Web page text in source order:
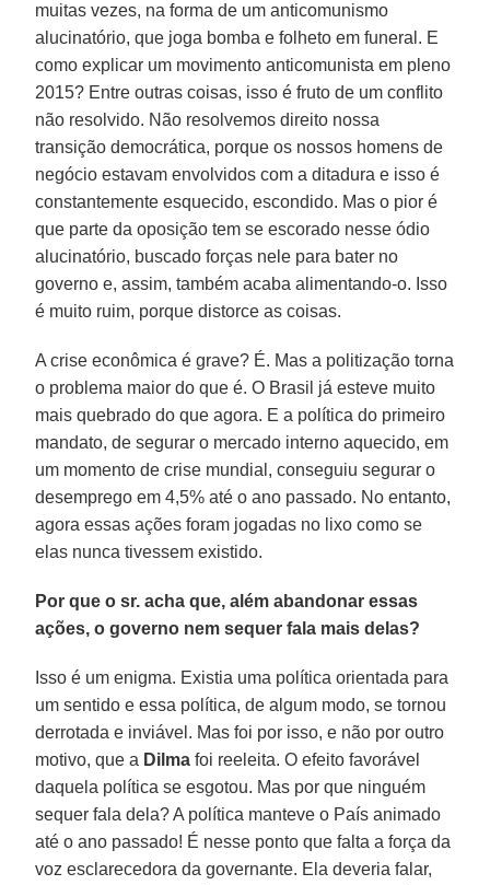
muitas vezes, na forma de um anticomunismo
alucinatório, que joga bomba e folheto em funeral. E
como explicar um movimento anticomunista em pleno
2015? Entre outras coisas, isso é fruto de um conflito
não resolvido. Não resolvemos direito nossa
transição democrática, porque os nossos homens de
negócio estavam envolvidos com a ditadura e isso é
constantemente esquecido, escondido. Mas o pior é
que parte da oposição tem se escorado nesse ódio
alucinatório, buscado forças nele para bater no
governo e, assim, também acaba alimentando-o. Isso
é muito ruim, porque distorce as coisas.
A crise econômica é grave? É. Mas a politização torna
o problema maior do que é. O Brasil já esteve muito
mais quebrado do que agora. E a política do primeiro
mandato, de segurar o mercado interno aquecido, em
um momento de crise mundial, conseguiu segurar o
desemprego em 4,5% até o ano passado. No entanto,
agora essas ações foram jogadas no lixo como se
elas nunca tivessem existido.
Por que o sr. acha que, além abandonar essas
ações, o governo nem sequer fala mais delas?
Isso é um enigma. Existia uma política orientada para
um sentido e essa política, de algum modo, se tornou
derrotada e inviável. Mas foi por isso, e não por outro
motivo, que a Dilma foi reeleita. O efeito favorável
daquela política se esgotou. Mas por que ninguém
sequer fala dela? A política manteve o País animado
até o ano passado! É nesse ponto que falta a força da
voz esclarecedora da governante. Ela deveria falar,